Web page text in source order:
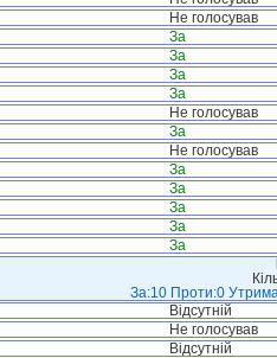
Не голосував
За
За
За
За
Не голосував
За
Не голосував
За
За
За
За
За
За:10 Проти:0
Відсутній
Не голосував
Відсутній